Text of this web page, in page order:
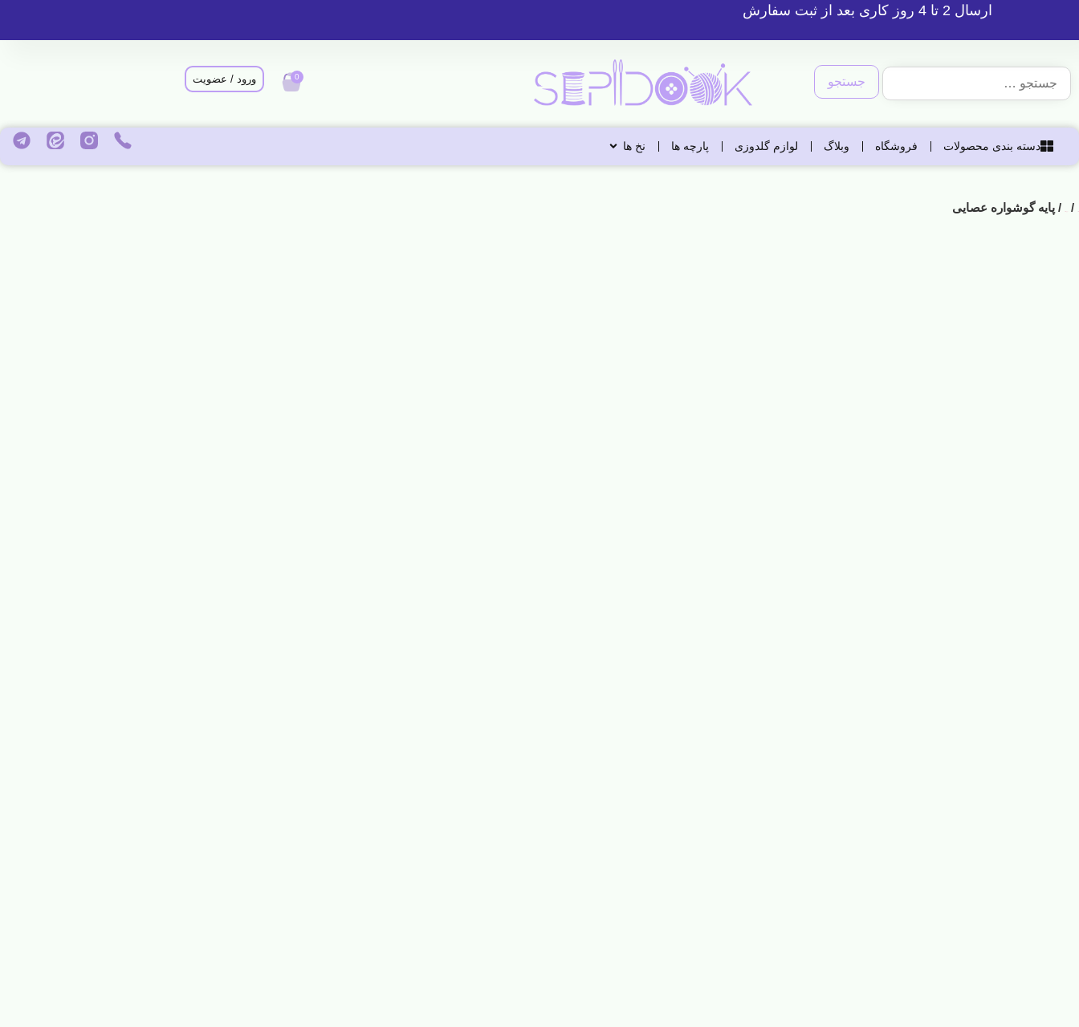
ارسال 2 تا 4 روز کاری بعد از ثبت سفارش
0 ورود / عضویت
دسته بندی محصولات فروشگاه وبلاگ لوازم گلدوزی پارچه ها نخ ها
/ / پایه گوشواره عصایی